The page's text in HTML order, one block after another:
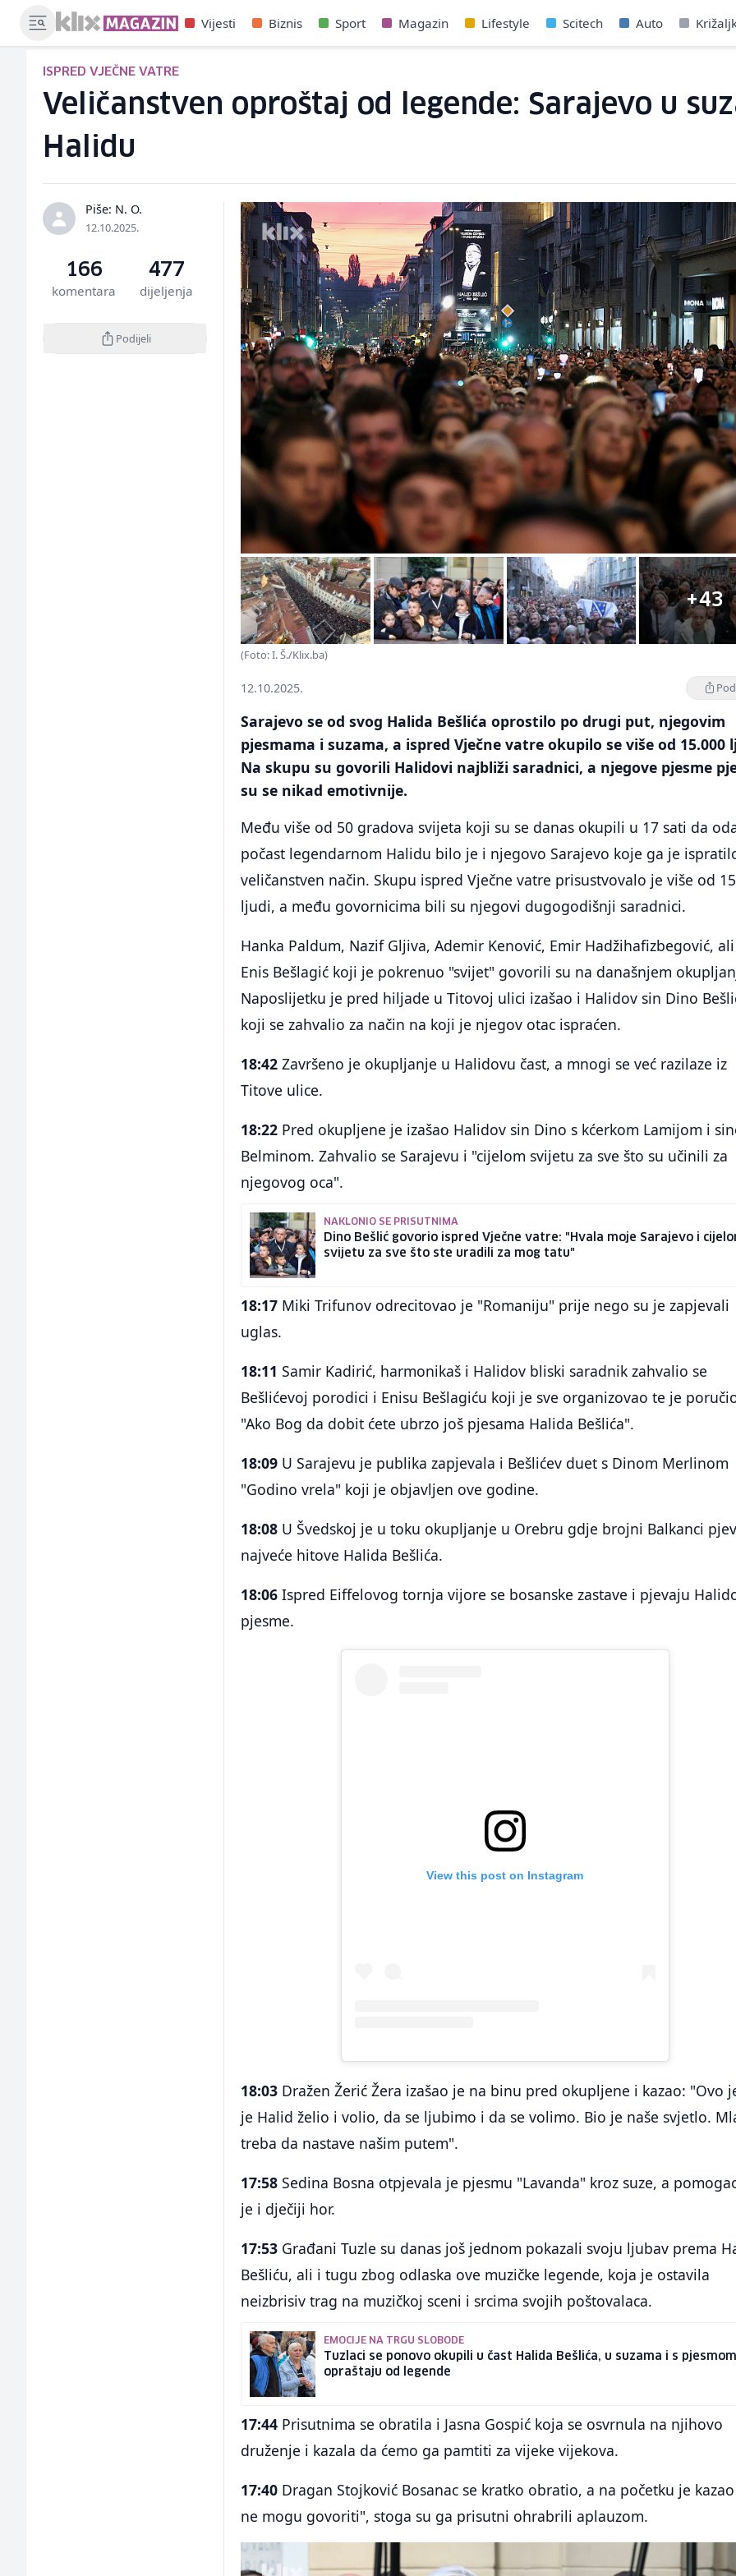
Vijesti Biznis Sport Magazin Lifestyle Scitech Auto
ISPRED VJEČNE VATRE
Veličanstven oproštaj od legende: Sarajevo u
Halidu
Piše: N. O.
12.10.2025.
166
komentara
477
dijeljenja
Podijeli
+43
(Foto: I. Š./Klix.ba)
12.10.2025.
Sarajevo se od svog Halida Bešlića oprostilo po drugi put, njegovim
pjesmama i suzama, a ispred Vječne vatre okupilo se više od 15.000
Na skupu su govorili Halidovi najbliži saradnici, a njegove pjesme
su se nikad emotivnije.
Među više od 50 gradova svijeta koji su se danas okupili u 17 sati da
počast legendarnom Halidu bilo je i njegovo Sarajevo koje ga je
veličanstven način. Skupu ispred Vječne vatre prisustvovalo je više od
ljudi, a među govornicima bili su njegovi dugogodišnji saradnici.
Hanka Paldum, Nazif Gljiva, Ademir Kenović, Emir Hadžihafizbegović,
Enis Bešlagić koji je pokrenuo "svijet" govorili su na današnjem
Naposlijetku je pred hiljade u Titovoj ulici izašao i Halidov sin Dino
koji se zahvalio za način na koji je njegov otac ispraćen.
18:42 Završeno je okupljanje u Halidovu čast, a mnogi se već razilaze iz
Titove ulice.
18:22 Pred okupljene je izašao Halidov sin Dino s kćerkom Lamijom i
Belminom. Zahvalio se Sarajevu i "cijelom svijetu za sve što su učinili za
njegovog oca".
NAKLONIO SE PRISUTNIMA
Dino Bešlić govorio ispred Vječne vatre: "Hvala moje Sarajevo i
svijetu za sve što ste uradili za mog tatu"
18:17 Miki Trifunov odrecitovao je "Romaniju" prije nego su je zapjevali
uglas.
18:11 Samir Kadirić, harmonikaš i Halidov bliski saradnik zahvalio se
Bešlićevoj porodici i Enisu Bešlagiću koji je sve organizovao te je
"Ako Bog da dobit ćete ubrzo još pjesama Halida Bešlića".
18:09 U Sarajevu je publika zapjevala i Bešlićev duet s Dinom Merlinom
"Godino vrela" koji je objavljen ove godine.
18:08 U Švedskoj je u toku okupljanje u Orebru gdje brojni Balkanci
najveće hitove Halida Bešlića.
18:06 Ispred Eiffelovog tornja vijore se bosanske zastave i pjevaju
pjesme.
View this post on Instagram
18:03 Dražen Žerić Žera izašao je na binu pred okupljene i kazao: "Ovo
je Halid želio i volio, da se ljubimo i da se volimo. Bio je naše svjetlo.
treba da nastave našim putem".
17:58 Sedina Bosna otpjevala je pjesmu "Lavanda" kroz suze, a
je i dječiji hor.
17:53 Građani Tuzle su danas još jednom pokazali svoju ljubav prema
Bešliću, ali i tugu zbog odlaska ove muzičke legende, koja je ostavila
neizbrisiv trag na muzičkoj sceni i srcima svojih poštovalaca.
EMOCIJE NA TRGU SLOBODE
Tuzlaci se ponovo okupili u čast Halida Bešlića, u suzama i s
opraštaju od legende
17:44 Prisutnima se obratila i Jasna Gospić koja se osvrnula na njihovo
druženje i kazala da ćemo ga pamtiti za vijeke vijekova.
17:40 Dragan Stojković Bosanac se kratko obratio, a na početku je kazao
ne mogu govoriti", stoga su ga prisutni ohrabrili aplauzom.